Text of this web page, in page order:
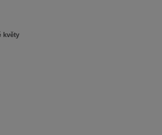
květy